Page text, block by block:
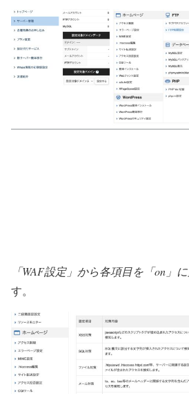
「WAF設定」から各項目を「on」
す。